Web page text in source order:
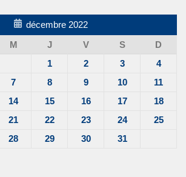
décembre 2022
M J V S
D
1
2 3
4
7 8 9 10
11
14 15 16 17
18
21 22 23 24
25
28 29 30
31